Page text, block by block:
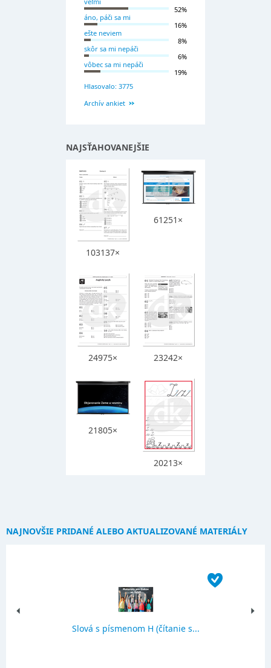
52%
áno, páči sa mi
16%
ešte neviem
8%
skôr sa mi nepáči
6%
vôbec sa mi nepáči
19%
Hlasovalo: 3775
Archív ankiet
NAJSŤAHOVANEJŠIE
103137×
61251×
24975× 23242×
21805×
20213×
NAJNOVŠIE PRIDANÉ ALEBO AKTUALIZOVANÉ MATERIÁLY
Slová s písmenom H (čítanie s...